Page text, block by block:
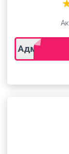
Адмитад_04